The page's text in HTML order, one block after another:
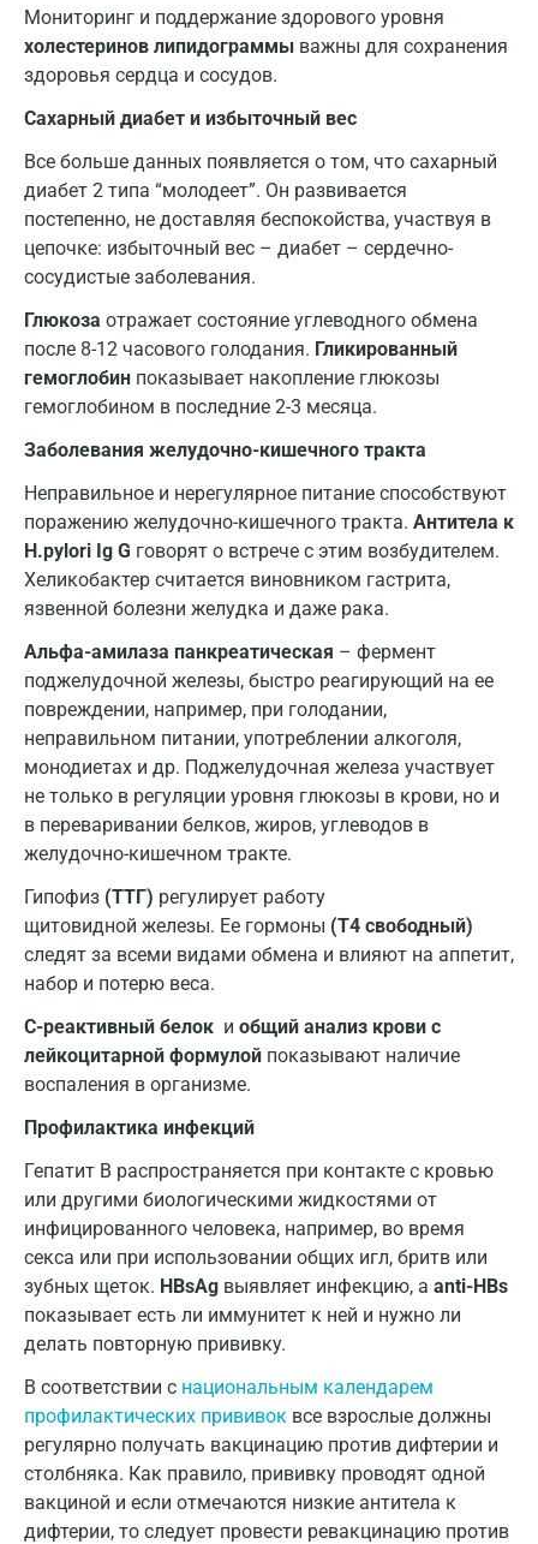
Мониторинг и поддержание здорового уровня
холестеринов липидограммы важны для сохранения
здоровья сердца и сосудов.
Сахарный диабет и избыточный вес
Все больше данных появляется о том, что сахарный
диабет 2 типа “молодеет”. Он развивается
постепенно, не доставляя беспокойства, участвуя в
цепочке: избыточный вес – диабет – сердечно-
сосудистые заболевания.
Глюкоза отражает состояние углеводного обмена
после 8-12 часового голодания. Гликированный
гемоглобин показывает накопление глюкозы
гемоглобином в последние 2-3 месяца.
Заболевания желудочно-кишечного тракта
Неправильное и нерегулярное питание способствуют
поражению желудочно-кишечного тракта. Антитела к
H.pylori Ig G говорят о встрече с этим возбудителем.
Хеликобактер считается виновником гастрита,
язвенной болезни желудка и даже рака.
Альфа-амилаза панкреатическая – фермент
поджелудочной железы, быстро реагирующий на ее
повреждении, например, при голодании,
неправильном питании, употреблении алкоголя,
монодиетах и др. Поджелудочная железа участвует
не только в регуляции уровня глюкозы в крови, но и
в переваривании белков, жиров, углеводов в
желудочно-кишечном тракте.
Гипофиз (ТТГ) регулирует работу
щитовидной железы. Ее гормоны (T4 свободный)
следят за всеми видами обмена и влияют на аппетит,
набор и потерю веса.
С-реактивный белок и общий анализ крови с
лейкоцитарной формулой показывают наличие
воспаления в организме.
Профилактика инфекций
Гепатит В распространяется при контакте с кровью
или другими биологическими жидкостями от
инфицированного человека, например, во время
секса или при использовании общих игл, бритв или
зубных щеток. HBsAg выявляет инфекцию, а anti-HBs
показывает есть ли иммунитет к ней и нужно ли
делать повторную прививку.
В соответствии с национальным календарем
профилактических прививок все взрослые должны
регулярно получать вакцинацию против дифтерии и
столбняка. Как правило, прививку проводят одной
вакциной и если отмечаются низкие антитела к
дифтерии, то следует провести ревакцинацию против
Иваново
Ивантеевка
Ижевск
Истра
Йошкар-Ола
Калининград
Кемерово
Ковров
Королев
Кострома
Котельники
Краснодар
Красноярск
Курск
Лабинск
Липецк
Лобня
Люберцы
Майкоп
Мурино
Мурманск
Мытищи
Набережные Челны
Наро-Фоминск
Нижневартовск
Нижнекамск
Новороссийск
Новосибирск
Ногинск